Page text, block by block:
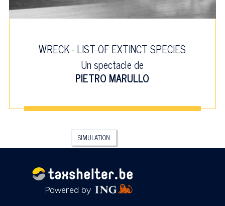
WRECK - LIST OF EXTINCT SPECIES
Un spectacle de
PIETRO MARULLO
SIMULATION